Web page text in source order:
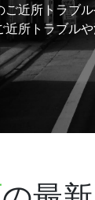
近所トラブ
所トラブル